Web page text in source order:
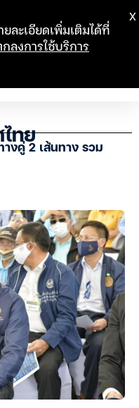
ทย
างคู่ 2 เส้นทาง รวม
ละเอียดเพิ่มเติมได้ที่
ลงการใช้บริการ
X